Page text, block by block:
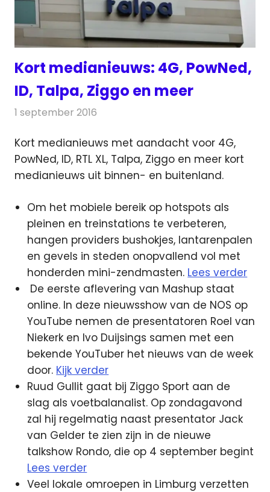
Kort medianieuws: 4G, PowNed,
ID, Talpa, Ziggo en meer
1 september 2016
Kort medianieuws met aandacht voor 4G,
PowNed, ID, RTL XL, Talpa, Ziggo en meer kort
medianieuws uit binnen- en buitenland.
Om het mobiele bereik op hotspots als
pleinen en treinstations te verbeteren,
hangen providers bushokjes, lantarenpalen
en gevels in steden onopvallend vol met
honderden mini-zendmasten. Lees verder
De eerste aflevering van Mashup staat
online. In deze nieuwsshow van de NOS op
YouTube nemen de presentatoren Roel van
Niekerk en Ivo Duijsings samen met een
bekende YouTuber het nieuws van de week
door. Kijk verder
Ruud Gullit gaat bij Ziggo Sport aan de
slag als voetbalanalist. Op zondagavond
zal hij regelmatig naast presentator Jack
van Gelder te zien zijn in de nieuwe
talkshow Rondo, die op 4 september begint
Lees verder
Veel lokale omroepen in Limburg verzetten